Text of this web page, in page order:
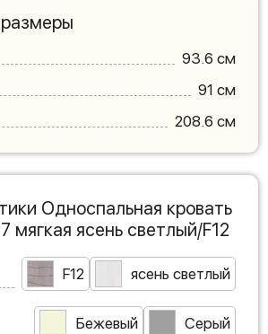
93.6 см
91 см
208.6 см
Односпальная кровать
мягкая ясень светлый/F12
F12 ясень светлый
Бежевый Серый